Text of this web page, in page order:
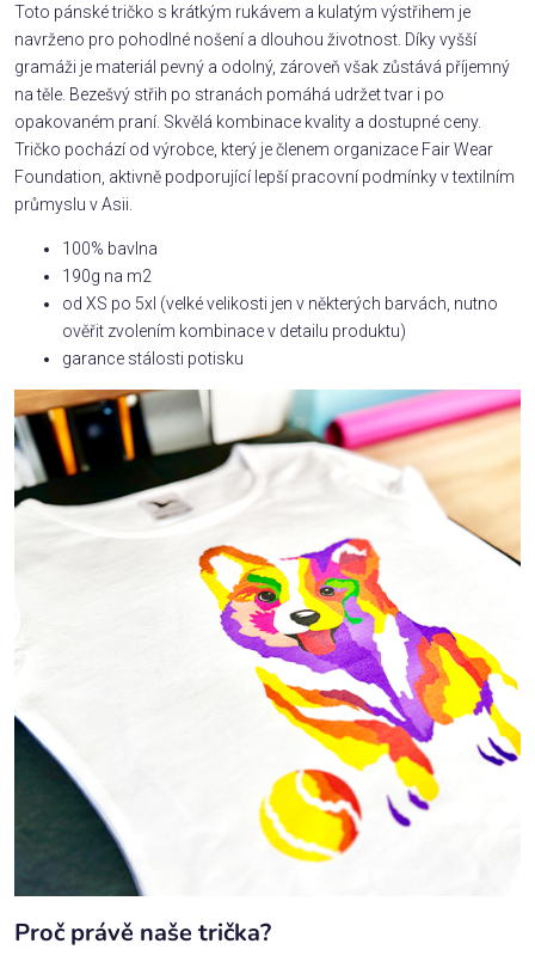
Toto pánské tričko s krátkým rukávem a kulatým výstřihem je
navrženo pro pohodlné nošení a dlouhou životnost. Díky vyšší
gramáži je materiál pevný a odolný, zároveň však zůstává příjemný
na těle. Bezešvý střih po stranách pomáhá udržet tvar i po
opakovaném praní. Skvělá kombinace kvality a dostupné ceny.
Tričko pochází od výrobce, který je členem organizace Fair Wear
Foundation, aktivně podporující lepší pracovní podmínky v textilním
průmyslu v Asii.
100% bavlna
190g na m2
od XS po 5xl (velké velikosti jen v některých barvách, nutno
ověřit zvolením kombinace v detailu produktu)
garance stálosti potisku
Proč právě naše trička?